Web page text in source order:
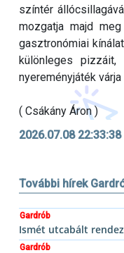
színtér
mozgatja majd
gasztronómiai
különleges
nyereményjáték
( Csákány Áron )
2026.07.08 22:33:38
További hírek
Gardrób
Ismét utcabált
Gardrób